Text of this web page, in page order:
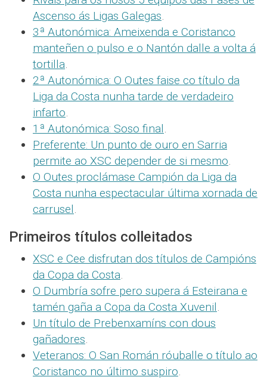
Ascenso ás Ligas Galegas.
3ª Autonómica: Ameixenda e Coristanco
manteñen o pulso e o Nantón dalle a volta á
tortilla.
2ª Autonómica: O Outes faise co título da
Liga da Costa nunha tarde de verdadeiro
infarto.
1ª Autonómica: Soso final.
Preferente: Un punto de ouro en Sarria
permite ao XSC depender de si mesmo.
O Outes proclámase Campión da Liga da
Costa nunha espectacular última xornada de
carrusel.
Primeiros títulos colleitados
XSC e Cee disfrutan dos títulos de Campións
da Copa da Costa.
O Dumbría sofre pero supera á Esteirana e
tamén gaña a Copa da Costa Xuvenil.
Un título de Prebenxamíns con dous
gañadores.
Veteranos: O San Román róuballe o título ao
Coristanco no último suspiro.